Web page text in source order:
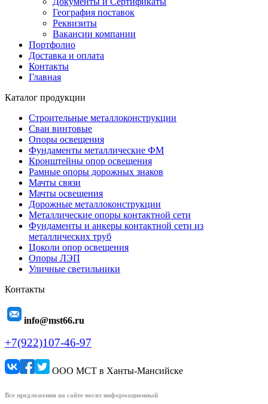
География поставок
Реквизиты
Вакансии компании
Портфолио
Доставка и оплата
Контакты
Главная
Каталог продукции
Строительные металлоконструкции
Сваи винтовые
Опоры освещения
Фундаменты металлические ФМ
Кронштейны опор освещения
Рамные опоры дорожных знаков
Мачты связи
Мачты освещения
Дорожные металлоконструкции
Металлические опоры контактной сети
Фундаменты и анкеры контактной сети из
металлических труб
Цоколи опор освещения
Опоры ЛЭП
Уличные светильники
Контакты
info@mst66.ru
+7(922)107-46-97
ООО МСТ в Ханты-Мансийске
Все предложения на сайте носят информационный